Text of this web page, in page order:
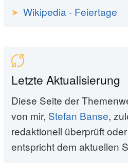
Wikipedia - Feiertage
Letzte Aktualisierung
Diese Seite der
von mir, Stefan Banse,
redaktionell überprüft
entspricht dem aktuellen